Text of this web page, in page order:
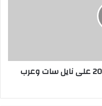
تردد قنوات ابو ظبي الجديد 2021 على نايل سات وعرب